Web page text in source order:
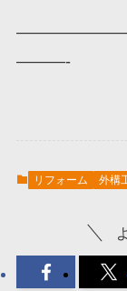
———-
リフォーム 外構